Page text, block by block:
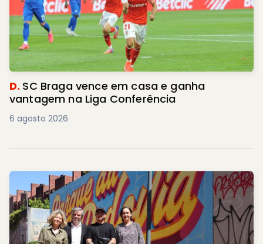
D. SC Braga vence em casa e ganha
vantagem na Liga Conferência
6 agosto 2026